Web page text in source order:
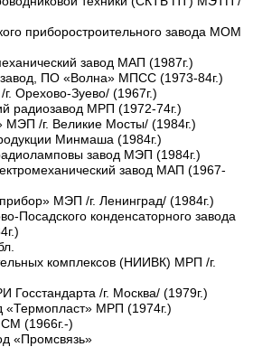
приборостроительного завода МОМ
завод МАП (1987г.)
ПО «Волна» МПСС (1973-84г.)
Зуево/ (1967г.)
радиозавод МРП (1972-74г.)
/г. Великие Мосты/ (1984г.)
Минмаша (1984г.)
завод МЭП (1984г.)
завод МАП (1967-
МЭП /г. Ленинград/ (1984г.)
конденсаторного завода
комплексов (НИИВК) МРП /г.
/г. Москва/ (1979г.)
МРП (1974г.)
(1966г.-)
«Промсвязь»